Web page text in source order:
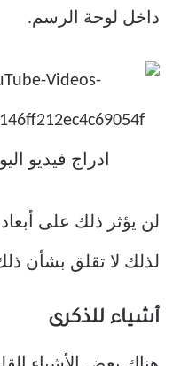
داخل لوحة الرسم.
لن يؤثر ذلك على
لذلك لا تقلق بشأن
أشياء للذكرى